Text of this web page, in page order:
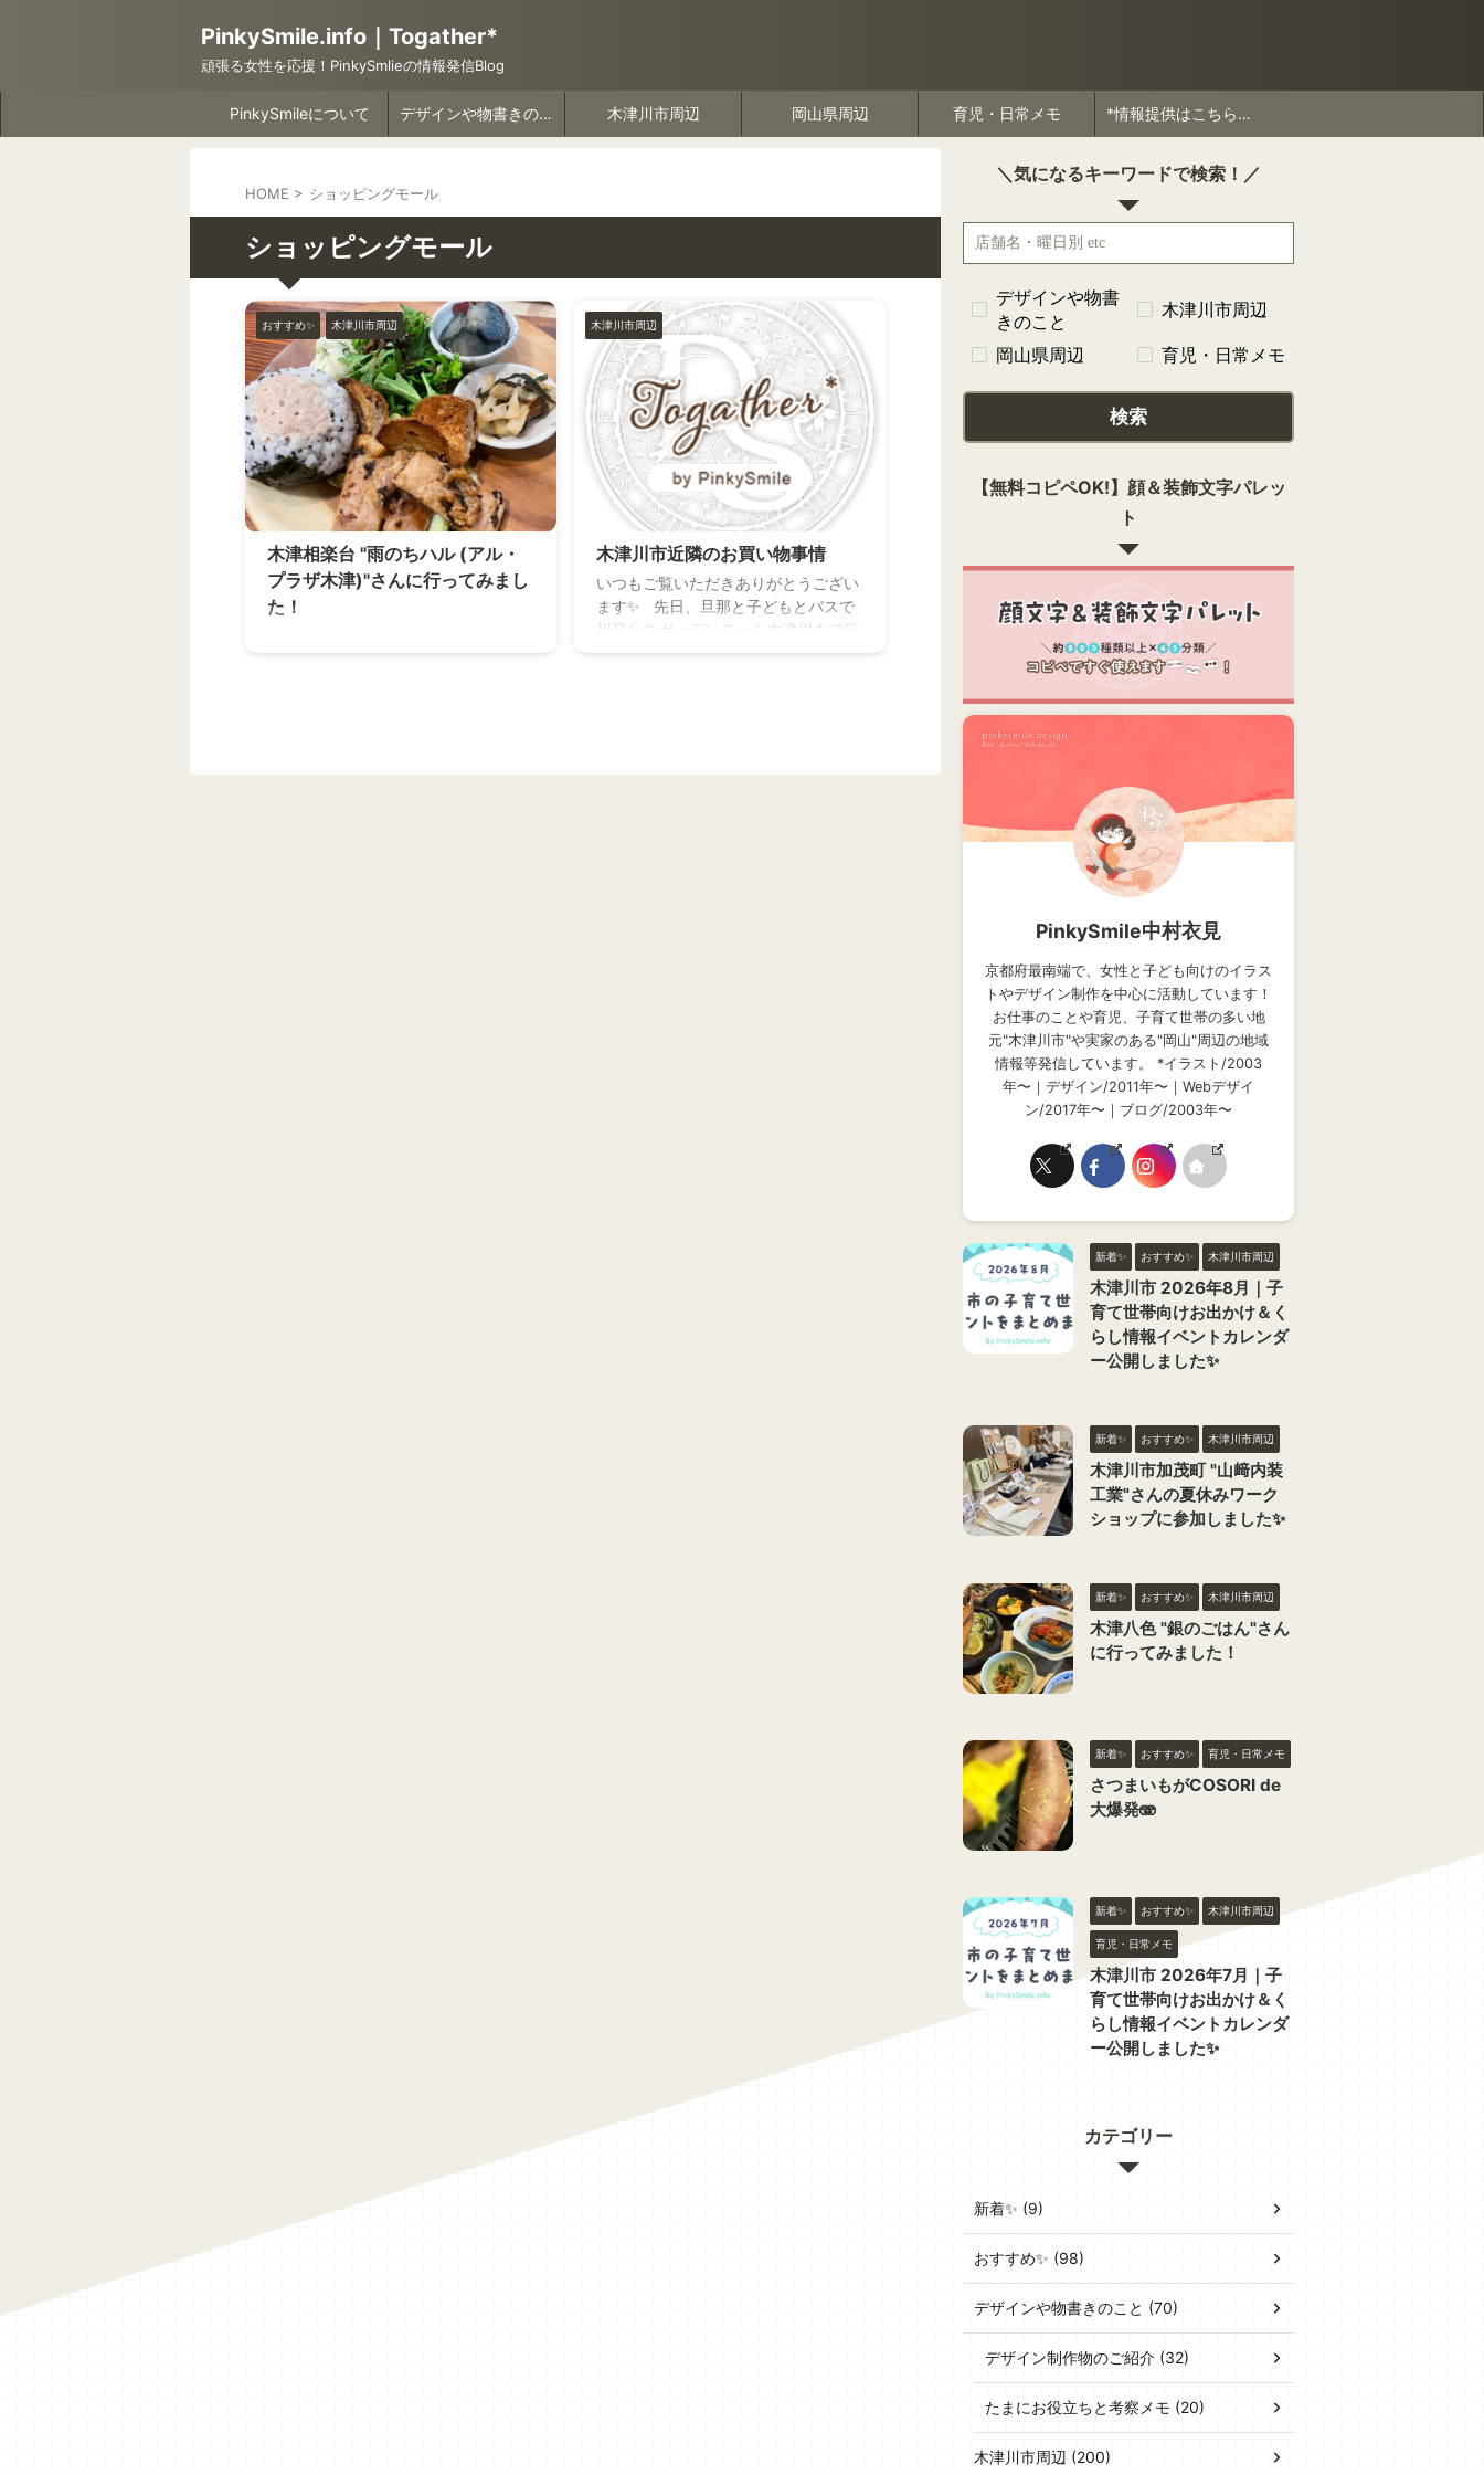
PinkySmile.info｜Togather*
頑張る女性を応援！PinkySmlieの情報発信Blog
PinkySmileについて デザインや物書きのこと 木津川市周辺 岡山県周辺 育児・日常メモ *情報提供はこちらから*
HOME > ショッピングモール
ショッピングモール
おすすめ✨ 木津川市周辺
木津相楽台 "雨のちハル (アル・
プラザ木津)"さんに行ってみまし
た！
がとうございますー☺️ 今回ご紹介する
としてOpenされています。 ichiさんの
木津川市周辺
木津川市近隣のお買い物事情
いつもご覧いただきありがとうござい
ます✨ 先日、旦那と子どもとバスで
州見台のガーデンモール木津川まで行
ってきました！ 前は頑張って徒歩で往
＼気になるキーワードで検索！／
デザインや物書
きのこと
木津川市周辺
岡山県周辺 育児・日常メモ
検索
【無料コピペOK!】顔＆装飾文字パレッ
ト
PinkySmile中村衣見
京都府最南端で、女性と子ども向けのイラス
トやデザイン制作を中心に活動しています！
お仕事のことや育児、子育て世帯の多い地
元"木津川市"や実家のある"岡山"周辺の地域
情報等発信しています。 *イラスト/2003
年〜｜デザイン/2011年〜｜Webデザイ
ン/2017年〜｜ブログ/2003年〜
新着✨ おすすめ✨ 木津川市周辺
木津川市 2026年8月｜子
育て世帯向けお出かけ＆く
らし情報イベントカレンダ
ー公開しました✨
新着✨ おすすめ✨ 木津川市周辺
木津川市加茂町 "山﨑内装
工業"さんの夏休みワーク
ショップに参加しました✨
新着✨ おすすめ✨ 木津川市周辺
木津八色 "銀のごはん"さん
に行ってみました！
新着✨ おすすめ✨ 育児・日常メモ
さつまいもがCOSORI de
大爆発🫨
新着✨ おすすめ✨ 木津川市周辺
育児・日常メモ
木津川市 2026年7月｜子
育て世帯向けお出かけ＆く
らし情報イベントカレンダ
ー公開しました✨
カテゴリー
新着✨ (9)
おすすめ✨ (98)
デザインや物書きのこと (70)
デザイン制作物のご紹介 (32)
たまにお役立ちと考察メモ (20)
木津川市周辺 (200)